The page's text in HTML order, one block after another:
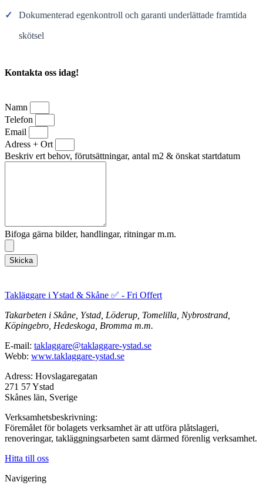
✓ Dokumenterad egenkontroll och garanti underlättade framtida
skötsel
Kontakta oss idag!
Namn
Telefon
Email
Adress + Ort
Beskriv ert behov, förutsättningar, antal m2 & önskat startdatum
Bifoga gärna bilder, handlingar, ritningar m.m.
Skicka
Takläggare i Ystad & Skåne ✅ - Fri Offert
Takarbeten i Skåne, Ystad, Löderup, Tomelilla, Nybrostrand,
Köpingebro, Hedeskoga, Bromma m.m.
E-mail: taklaggare@taklaggare-ystad.se
Webb: www.taklaggare-ystad.se
Adress: Hovslagaregatan
271 57 Ystad
Skånes län, Sverige
Verksamhetsbeskrivning:
Föremålet för bolagets verksamhet är att utföra plåtslageri,
renoveringar, takläggningsarbeten samt därmed förenlig verksamhet.
Hitta till oss
Navigering